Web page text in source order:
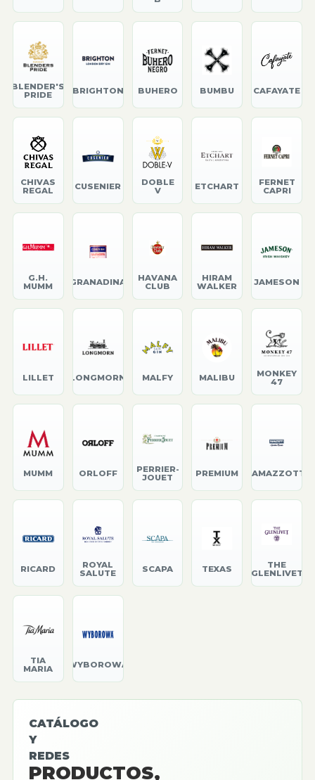
BLENDER'S
PRIDE
BRIGHTON BUHERO BUMBU CAFAYATE
CHIVAS
REGAL
CUSENIER
DOBLE
V
ETCHART
FERNET
CAPRI
G.H.
MUMM
GRANADINA
HAVANA
CLUB
HIRAM
WALKER
JAMESON
LILLET LONGMORN MALFY MALIBU
MONKEY
47
MUMM ORLOFF
PERRIER-
JOUET
PREMIUM RAMAZZOTTI
RICARD
ROYAL
SALUTE
SCAPA TEXAS
THE
GLENLIVET
TIA
MARIA
WYBOROWA
CATÁLOGO
Y
REDES
PRODUCTOS,